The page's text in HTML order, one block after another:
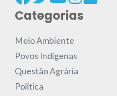
Categorias
Meio Ambiente
Povos Indígenas
Questão Agrária
Política